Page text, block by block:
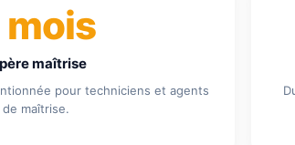
mois
maîtrise
pour techniciens et agents
de maîtrise.